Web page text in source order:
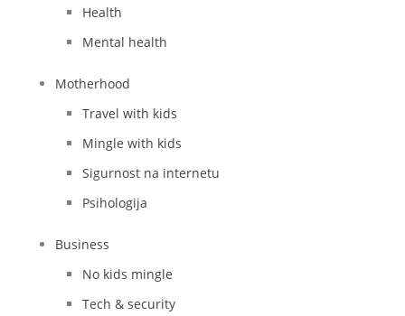
Health
Mental health
Motherhood
Travel with kids
Mingle with kids
Sigurnost na internetu
Psihologija
Business
No kids mingle
Tech & security